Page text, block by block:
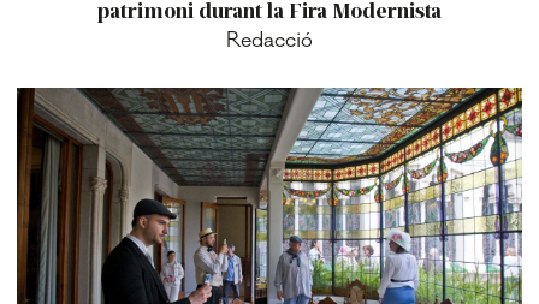
patrimoni durant la Fira Modernista
Redacció